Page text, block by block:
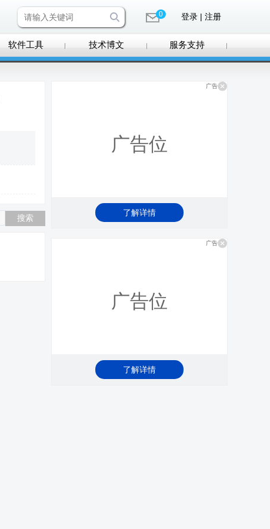
0 登录 | 注册
软件工具 技术博文 服务支持
广告
广告位
了解详情
广告
广告位
了解详情